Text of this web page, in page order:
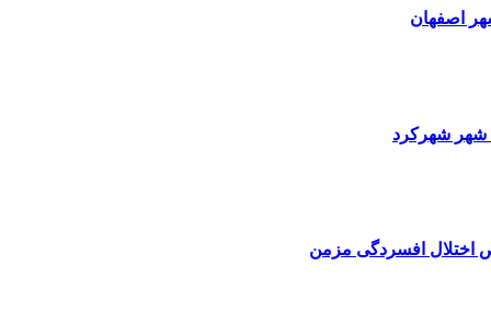
اصفهان
شهر شهرکرد
اختلال افسردگی مزمن